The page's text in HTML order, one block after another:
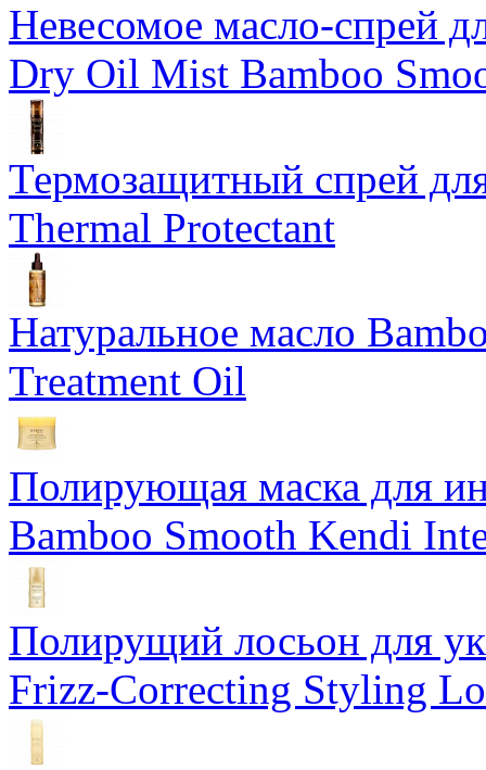
Невесомое масло-спрей
Dry Oil Mist Bamboo
Термозащитный спрей
Thermal Protectant
Натуральное масло
Treatment Oil
Полирующая маска для
Bamboo Smooth Kendi
Полирущий лосьон для
Frizz-Correcting Styling